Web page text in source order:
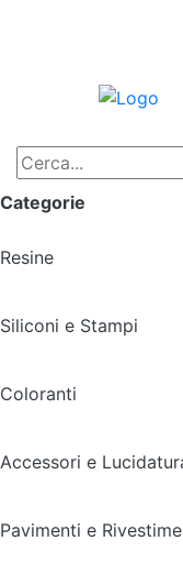
Categorie
Resine
Siliconi e Stampi
Coloranti
Accessori e
Pavimenti e